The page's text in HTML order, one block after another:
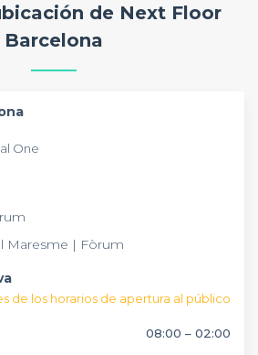
lo que permite adaptarse a
un entorno productivo e
zonas de relax, office, cabinas
profesionales y una
así un entorno completo y
ocasión profesional.
de Next Floor
Barcelona
One
Maresme | Fòrum
de los horarios de apertura al público
08:00 – 02:00